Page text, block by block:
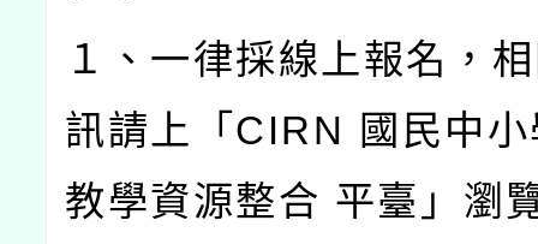
１、一律採線上報名，
訊請上「 CIRN 國民中
教學資源整合 平臺」瀏